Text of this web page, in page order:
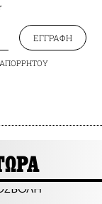
ΕΓΓΡΑΦΗ
ΑΠΟΡΡΗΤΟΥ